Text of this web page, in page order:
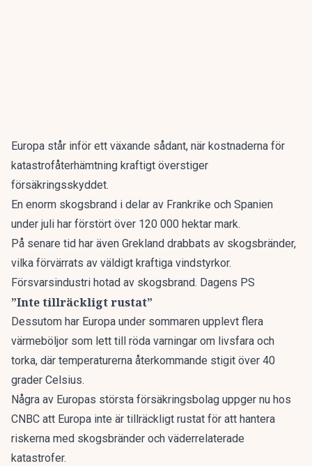
Europa står inför ett växande sådant, när kostnaderna för
katastrofåterhämtning kraftigt överstiger
försäkringsskyddet.
En enorm skogsbrand i delar av Frankrike och Spanien
under juli har förstört över 120 000 hektar mark.
På senare tid har även Grekland drabbats av skogsbränder,
vilka förvärrats av väldigt kraftiga vindstyrkor.
Försvarsindustri hotad av skogsbrand. Dagens PS
”Inte tillräckligt rustat”
Dessutom har Europa under sommaren upplevt flera
värmeböljor som lett till röda varningar om livsfara och
torka, där temperaturerna återkommande stigit över 40
grader Celsius.
Några av Europas största försäkringsbolag uppger nu hos
CNBC att Europa inte är tillräckligt rustat för att hantera
riskerna med skogsbränder och väderrelaterade
katastrofer.